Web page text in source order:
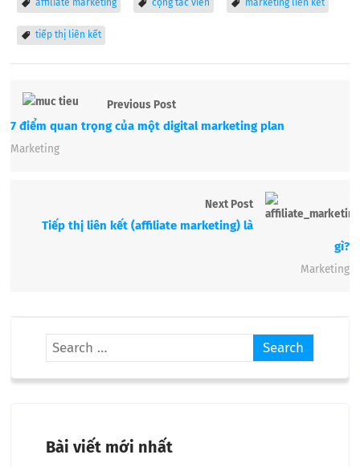
affiliate marketing cộng tác viên marketing liên kết
tiếp thị liên kết
Previous Post
7 điểm quan trọng của một digital marketing plan
Marketing
Next Post
Tiếp thị liên kết (affiliate marketing) là
gì?
Marketing
Bài viết mới nhất